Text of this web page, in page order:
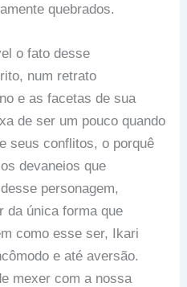
quebrados.
o fato desse
num retrato
e as facetas de sua
de ser um pouco quando
seus conflitos, o porquê
devaneios que
desse personagem,
da única forma que
como esse ser, Ikari
e até aversão.
mexer com a nossa